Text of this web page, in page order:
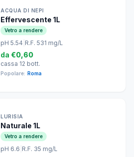
ACQUA DI NEPI
Effervescente 1L
Vetro a rendere
pH 5.54 R.F. 531 mg/L
da €0,60
cassa 12 bott.
Popolare: Roma
LURISIA
Naturale 1L
Vetro a rendere
pH 6.6 R.F. 35 mg/L